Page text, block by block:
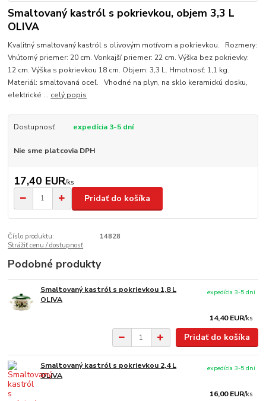
Smaltovaný kastról s pokrievkou, objem 3,3 L
OLIVA
Kvalitný smaltovaný kastról s olivovým motívom a pokrievkou. Rozmery:
Vnútorný priemer: 20 cm. Vonkajší priemer: 22 cm. Výška bez pokrievky:
12 cm. Výška s pokrievkou 18 cm. Objem: 3,3 L. Hmotnosť: 1,1 kg.
Materiál: smaltovaná oceľ. Vhodné na plyn, na sklo keramickú dosku,
elektrické ... celý popis
Dostupnosť expedícia 3-5 dní
Nie sme platcovia DPH
17,40 EUR/ks
Pridať do košíka
Číslo produktu:
14828
Strážiť cenu / dostupnosť
Podobné produkty
Smaltovaný kastról s pokrievkou 1,8 L
OLIVA
14,40 EUR/ks
expedícia 3-5 dní
Pridať do košíka
Smaltovaný kastról s pokrievkou 2,4 L
OLIVA
16,00 EUR/ks
expedícia 3-5 dní